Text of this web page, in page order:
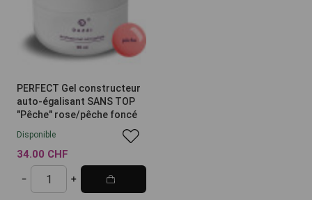
PERFECT Gel constructeur
auto-égalisant SANS TOP
"Pêche" rose/pêche foncé
Disponible
34.00 CHF